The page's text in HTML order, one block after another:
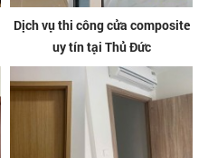
Dịch vụ thi công cửa composite
uy tín tại Thủ Đức